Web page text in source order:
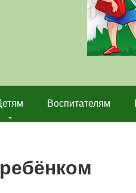
Воспитателям